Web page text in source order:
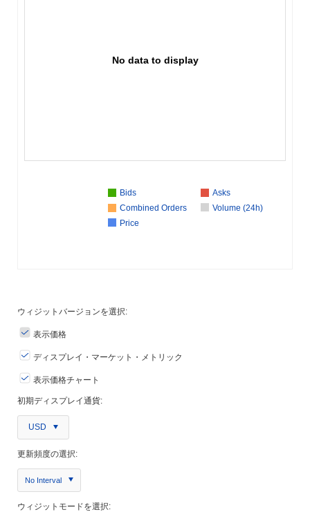
No data to display
Bids
Asks
Combined Orders
Volume (24h)
Price
ウィジットバージョンを選択:
表示価格
ディスプレイ・マーケット・メトリック
表示価格チャート
初期ディスプレイ通貨:
USD
更新頻度の選択:
No Interval
ウィジットモードを選択: